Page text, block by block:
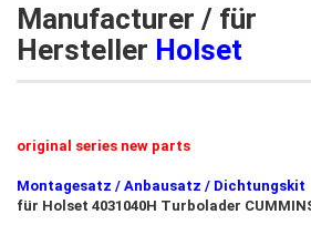
Manufacturer / für
Hersteller Holset
original series new parts
Montagesatz / Anbausatz / Dichtungskit
für Holset 4031040H Turbolader